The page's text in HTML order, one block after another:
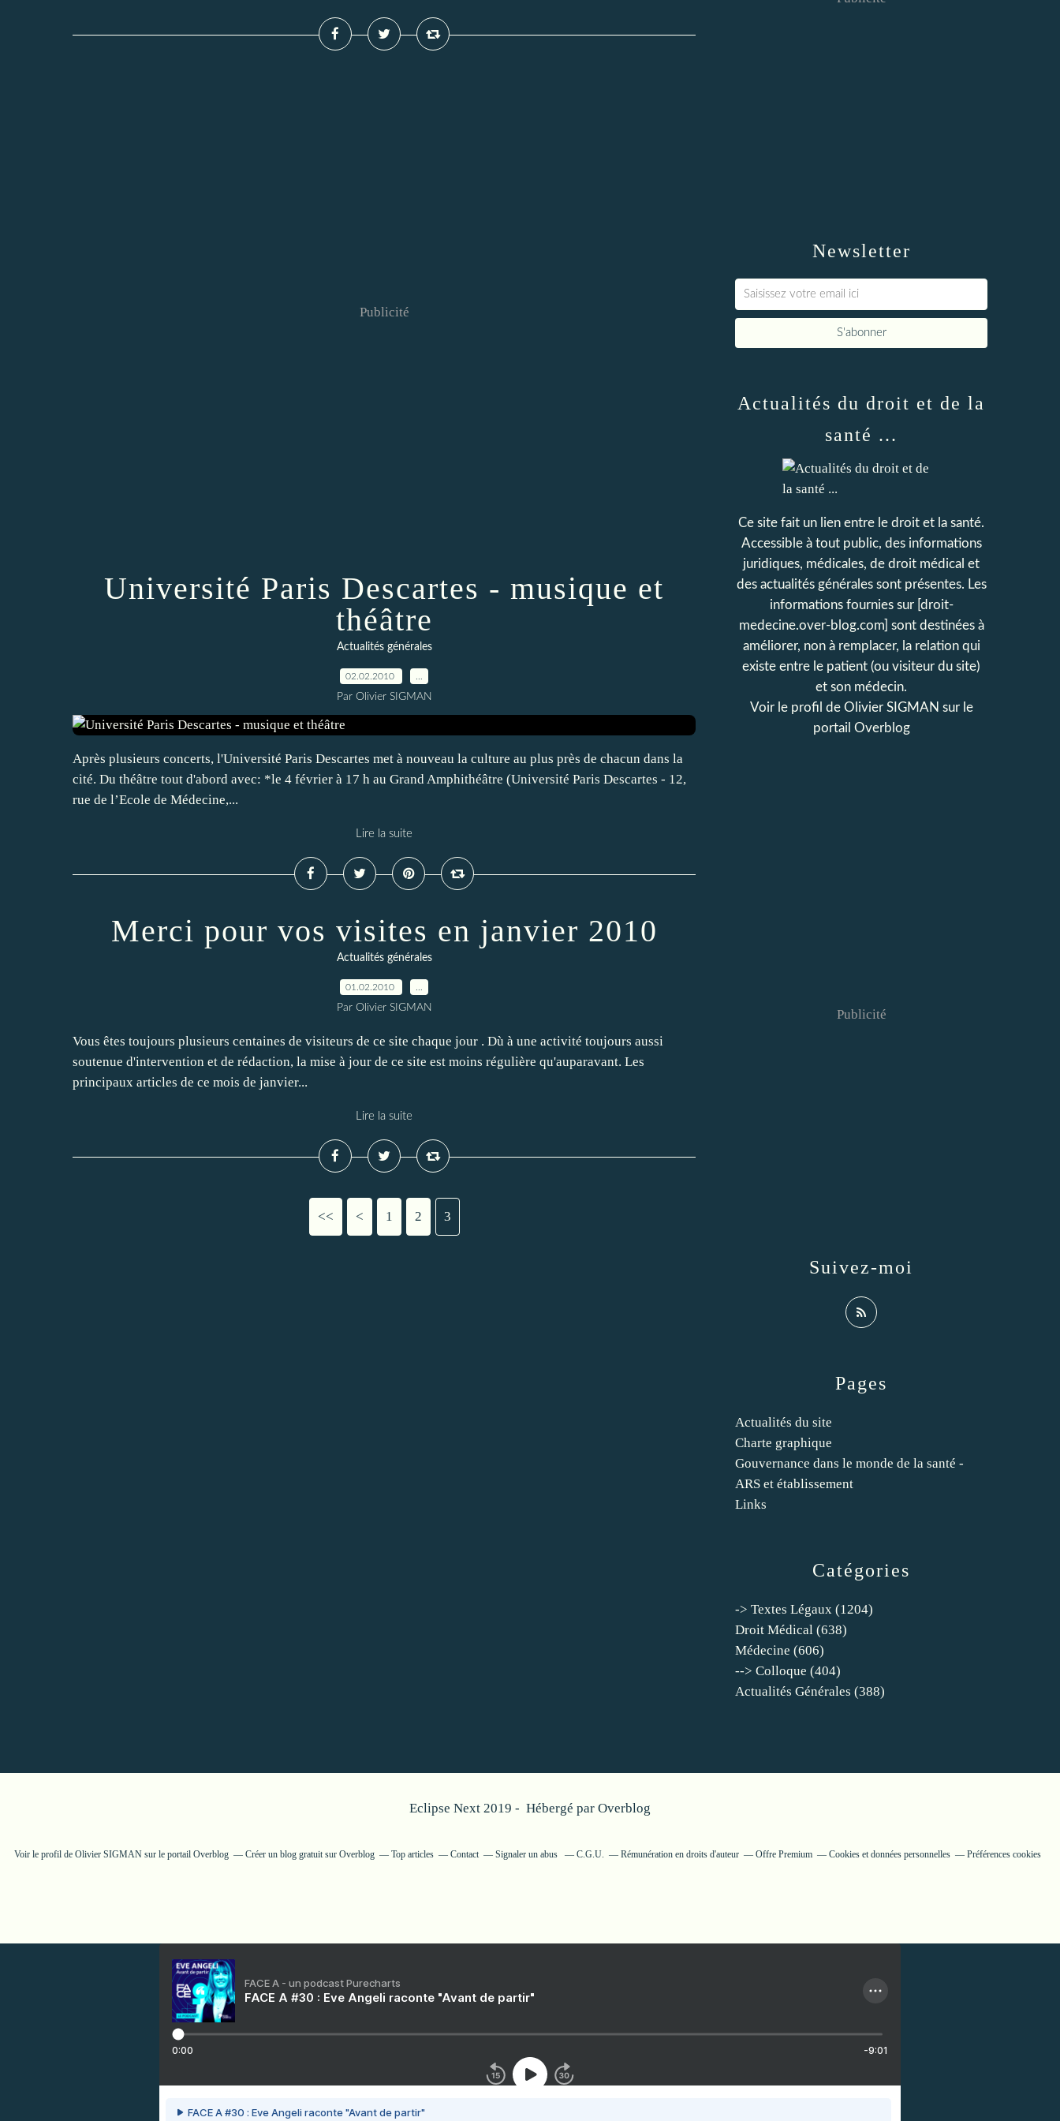
Publicité
Université Paris Descartes - musique et
théâtre
Actualités générales
02.02.2010
Par Olivier SIGMAN
Après plusieurs concerts, l'Université Paris Descartes met à nouveau la culture au plus près de chacun dans la
cité. Du théâtre tout d'abord avec: *le 4 février à 17 h au Grand Amphithéâtre (Université Paris Descartes - 12,
rue de l’Ecole de Médecine,...
Lire la suite
Merci pour vos visites en janvier 2010
Actualités générales
01.02.2010
Par Olivier SIGMAN
Vous êtes toujours plusieurs centaines de visiteurs de ce site chaque jour . Dù à une activité toujours aussi
soutenue d'intervention et de rédaction, la mise à jour de ce site est moins régulière qu'auparavant. Les
principaux articles de ce mois de janvier...
Lire la suite
<< < 1 2 3
Newsletter
Catégories
-> Textes Légaux (1204)
Droit Médical (638)
Médecine (606)
--> Colloque (404)
Actualités Générales (388)
Pages
Actualités du site
Charte graphique
Gouvernance dans le monde de la santé -
ARS et établissement
Links
Actualités du droit et de la
santé ...
Ce site fait un lien entre le droit et la santé.
Accessible à tout public, des informations
juridiques, médicales, de droit médical et
des actualités générales sont présentes. Les
informations fournies sur [droit-
medecine.over-blog.com] sont destinées à
améliorer, non à remplacer, la relation qui
existe entre le patient (ou visiteur du site)
et son médecin.
Voir le profil de Olivier SIGMAN sur le
portail Overblog
Suivez-moi
Publicité
Eclipse Next 2019 - Hébergé par Overblog
Voir le profil de Olivier SIGMAN sur le portail Overblog Créer un blog gratuit sur Overblog Top articles Contact Signaler un abus C.G.U. Rémunération en droits d'auteur Offre Premium Cookies et données personnelles Préférences cookies
FACE A - un podcast Purecharts
FACE A #30 : Eve Angeli raconte "Avant de partir"
0:00 -9:01
FACE A #30 : Eve Angeli raconte "Avant de partir"